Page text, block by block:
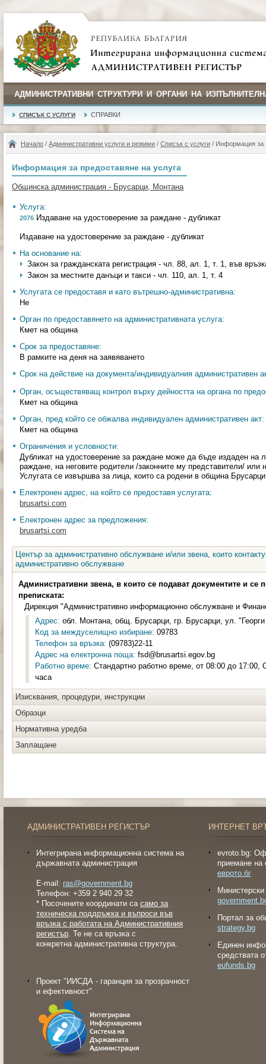
АДМИНИСТРАТИВНИ СТРУКТУРИ И ОРГАНИ НА
СПИСЪК С УСЛУГИ СПРАВКИ
Начало / Административни услуги и режими / Списък с услуги / Информация за
Информация за предоставяне на услуга
Общинска администрация - Брусарци, Монтана
Услуга:
2076 Издаване на удостоверение за раждане - дубликат
Издаване на удостоверение за раждане - дубликат
На основание на:
Закон за гражданската регистрация - чл. 88, ал. 1, т. 1, във
Закон за местните данъци и такси - чл. 110, ал. 1, т. 4
Услугата се предоставя и като вътрешно-административна:
Не
Орган по предоставянето на административната услуга:
Кмет на община
Срок за предоставяне:
В рамките на деня на заявяването
Срок на действие на документа/индивидуалния административен
Орган, осъществяващ контрол върху дейността на органа по
Кмет на община
Орган, пред който се обжалва индивидуален административен акт:
Кмет на община
Ограничения и условности:
Дубликат на удостоверение за раждане може да бъде издаден на
раждане, на неговите родители /законните му представители/
Услугата се извършва за лица, които са родени в община
Електронен адрес, на който се предоставя услугата:
brusartsi.com
Електронен адрес за предложения:
brusartsi.com
Център за административно обслужване и/или звена, които
административно обслужване
Административни звена, в които се подават документите и се
преписката:
Дирекция "Административно информационно обслужване и
Адрес: обл. Монтана, общ. Брусарци, гр. Брусарци, ул.
Код за междуселищно избиране: 09783
Телефон за връзка: (09783)22-11
Адрес на електронна поща: fsd@brusartsi.egov.bg
Работно време: Стандартно работно време, от 08:00 до 17:00,
часа
Изисквания, процедури, инструкции
Образци
Нормативна уредба
Заплащане
АДМИНИСТРАТИВЕН РЕГИСТЪР
Интегрирана информационна система на
държавната администрация
E-mail: ras@government.bg
Телефон: +359 2 940 29 32
* Посочените координати са само за
техническа поддръжка и въпроси във
връзка с работата на Административния
регистър. Те не са връзка с
конкретна административна структура.
Проект "ИИСДА - гаранция за прозрачност
и ефективност"
ИНТЕРНЕТ
evroto.bg:
приемане на
еврото.бг
Портал за
strategy.bg
Eдинен
средствата
eufunds.bg